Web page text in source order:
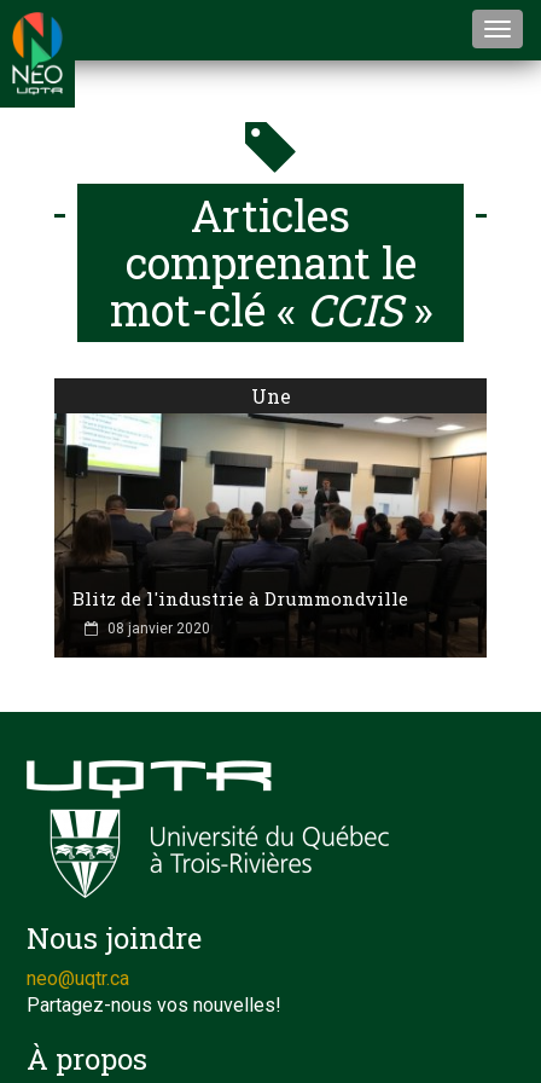
Articles
comprenant le
mot-clé « CCIS»
Une
Blitz de l'industrie à Drummondville
08 janvier 2020
Nous joindre
neo@uqtr.ca
Partagez-nous vos nouvelles!
À propos